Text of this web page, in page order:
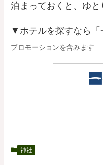
泊まっておくと、ゆと
▼ホテルを探すなら「
プロモーションを含みます
神社